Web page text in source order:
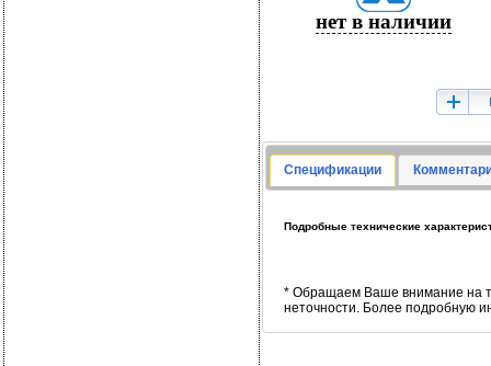
нет в наличии
Спецификации
Подробные технические
* Обращаем Ваше внимание на
неточности. Более подробную